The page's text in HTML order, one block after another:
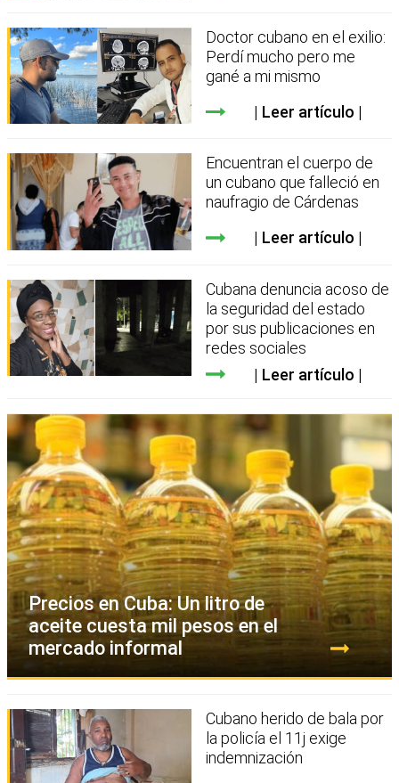
Doctor cubano en el exilio:
Perdí mucho pero me
gané a mi mismo
Leer artículo
Encuentran el cuerpo de
un cubano que falleció en
naufragio de Cárdenas
Leer artículo
Cubana denuncia acoso de
la seguridad del estado
por sus publicaciones en
redes sociales
Leer artículo
Precios en Cuba: Un litro de
aceite cuesta mil pesos en el
mercado informal
Cubano herido de bala por
la policía el 11j exige
indemnización